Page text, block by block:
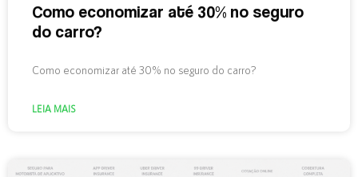
Como economizar até 30% no seguro
do carro?
Como economizar até 30% no seguro do carro?
LEIA MAIS